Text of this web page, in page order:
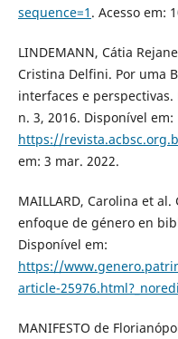
sequence=1 . Acesso em:
LINDEMANN, Cátia
Cristina Delfini. Por uma
interfaces e perspectivas.
n. 3, 2016. Disponível em:
https://
em: 3 mar. 2022.
MAILLARD, Carolina et
enfoque de género en
Disponível em:
https://
article-
MANIFESTO de